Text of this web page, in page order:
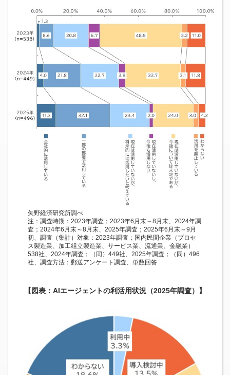
矢野経済研究所調べ
注：調査時期：2023年調査；2023年6月末～8月末、2024年調
査；2024年6月末～8月末、2025年調査；2025年6月末～9月
初、調査（集計）対象：2023年調査；国内民間企業（プロセ
ス製造業、加工組立製造業、サービス業、流通業、金融業）
538社、2024年調査；（同）449社、2025年調査；（同）496
社、調査方法：郵送アンケート調査、単数回答
【図表：AIエージェントの利活用状況（2025年調査）】